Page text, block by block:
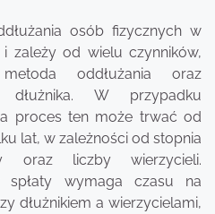
osób fizycznych w
zależy od wielu czynników,
oddłużania oraz
dłużnika. W przypadku
proces ten może trwać od
lat, w zależności od stopnia
oraz liczby wierzycieli.
spłaty wymaga czasu na
dłużnikiem a wierzycielami,